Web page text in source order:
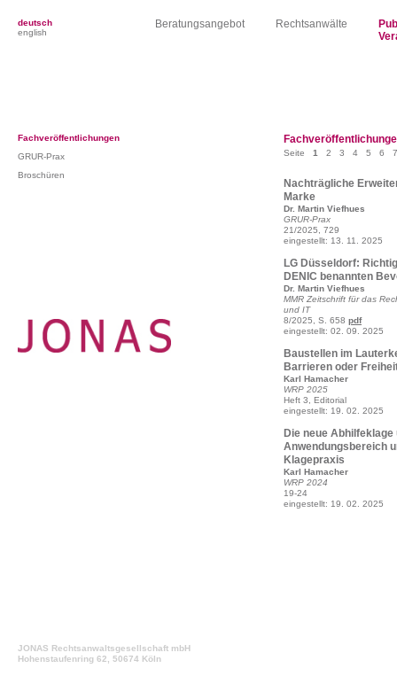
deutsch
english
Beratungsangebot Rechtsanwälte
Fachveröffentlichungen
GRUR-Prax
Broschüren
Seite 1 2 3 4 5 6 7
Nachträgliche
Marke
Dr. Martin Viefhues
GRUR-Prax
21/2025, 729
eingestellt: 13. 11. 2025
LG Düsseldorf:
DENIC benannten
Dr. Martin Viefhues
MMR Zeitschrift für das
und IT
8/2025, S. 658 pdf
eingestellt: 02. 09. 2025
Baustellen im
Barrieren oder
Karl Hamacher
WRP 2025
Heft 3, Editorial
eingestellt: 19. 02. 2025
Die neue Abhilfeklage
Anwendungsbereich
Klagepraxis
Karl Hamacher
WRP 2024
19-24
eingestellt: 19. 02. 2025
JONAS Rechtsanwaltsgesellschaft mbH
Hohenstaufenring 62, 50674 Köln